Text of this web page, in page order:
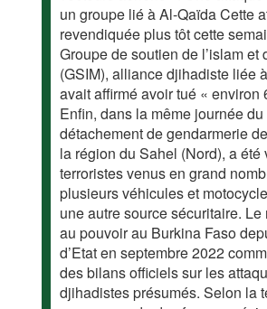
un groupe lié à Al-Qaïda Cette
revendiquée plus tôt cette
Groupe de soutien de l’islam et
(GSIM), alliance djihadiste liée
avait affirmé avoir tué « environ
Enfin, dans la même journée
détachement de gendarmerie
la région du Sahel (Nord), a été
terroristes venus en grand
plusieurs véhicules et
une autre source sécuritaire.
au pouvoir au Burkina Faso
d’Etat en septembre 2022
des bilans officiels sur les
djihadistes présumés. Selon la